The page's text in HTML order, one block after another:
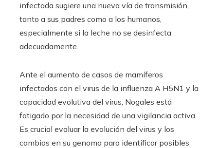
infectada sugiere una nueva vía de transmisión,
tanto a sus padres como a los humanos,
especialmente si la leche no se desinfecta
adecuadamente.
Ante el aumento de casos de mamíferos
infectados con el virus de la influenza A H5N1 y la
capacidad evolutiva del virus, Nogales está
fatigado por la necesidad de una vigilancia activa.
Es crucial evaluar la evolución del virus y los
cambios en su genoma para identificar posibles